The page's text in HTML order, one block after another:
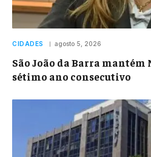
CIDADES agosto 5, 2026
São João da Barra mantém
sétimo ano consecutivo